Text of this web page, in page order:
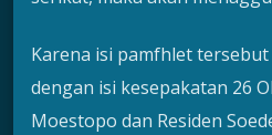
Karena isi pamfhlet
dengan isi kesepakatan 26
Moestopo dan Residen